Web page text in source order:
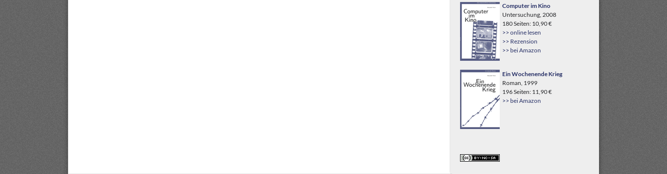
Computer im Kino
Untersuchung, 2008
180 Seiten: 10,90 €
>> online lesen
>> Rezension
>> bei Amazon
Ein Wochenende Krieg
Roman, 1999
196 Seiten: 11,90 €
>> bei Amazon